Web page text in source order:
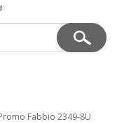
Fabbio 2349-8U